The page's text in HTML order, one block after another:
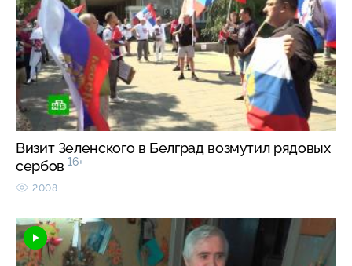
Визит Зеленского в Белград возмутил рядовых
сербов 16+
2008